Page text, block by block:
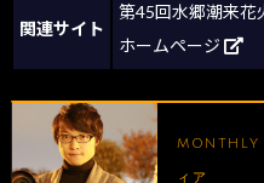
関連サイト
第45回水郷潮来花
ホームページ
MONTHLY
ィア